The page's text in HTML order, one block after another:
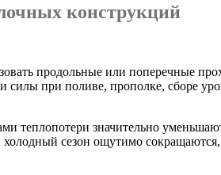
конструкций
продольные или поперечные
при поливе, прополке, сборе
теплопотери значительно
холодный сезон ощутимо